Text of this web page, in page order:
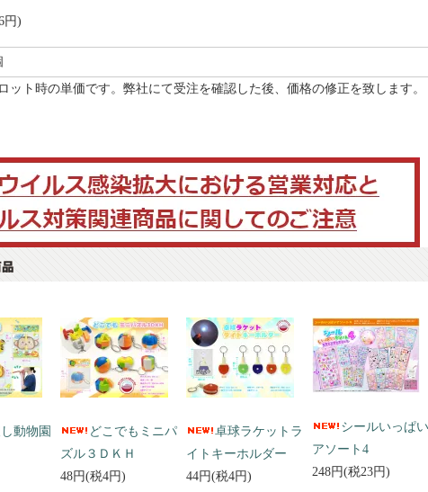
円)
ト時の単価です。弊社にて受注を確認した後、価格の修正を致します。
動物園
どこでもミニパ
ズル３ＤＫＨ
48円(税4円)
卓球ラケットラ
イトキーホルダー
44円(税4円)
シールいっぱい
アソート4
248円(税23円)